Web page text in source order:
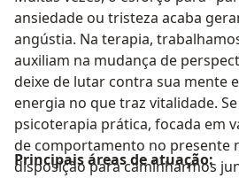
ansiedade ou tristeza acaba
angústia. Na terapia,
auxiliam na mudança de
deixe de lutar contra sua mente
energia no que traz vitalidade.
psicoterapia prática, focada em
de comportamento no presente
disposição para caminharmos
Principais áreas de atuação: